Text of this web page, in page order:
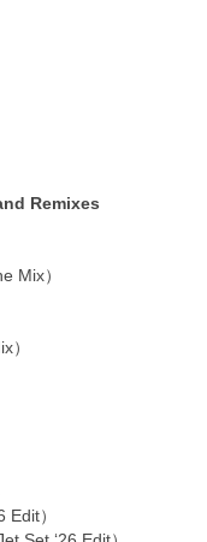
Remixes
Mix）
）
）